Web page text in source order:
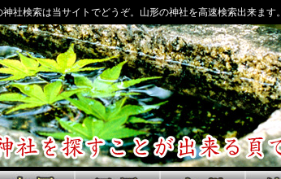
社検索は当サイトでどうぞ。山形の神社を高速検索出来ます。